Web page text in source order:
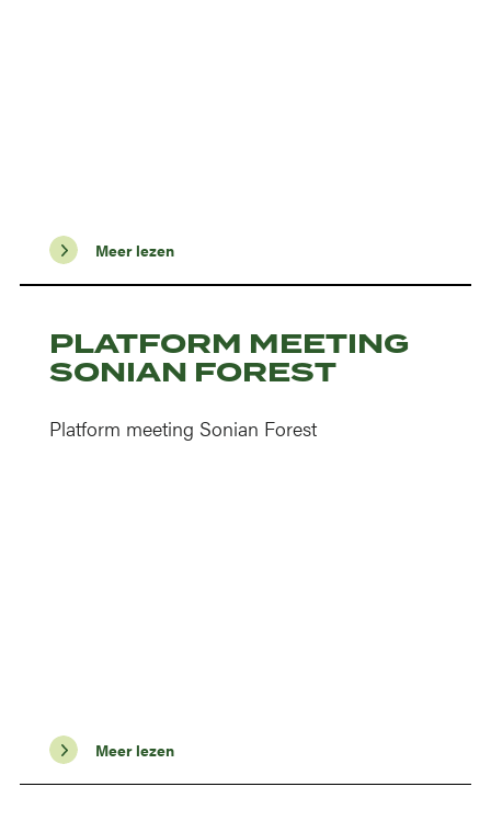
Meer lezen
PLATFORM MEETING
SONIAN FOREST
Platform meeting Sonian Forest
Meer lezen